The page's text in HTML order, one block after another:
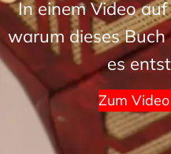
In einem Video
warum dieses
es
Zum